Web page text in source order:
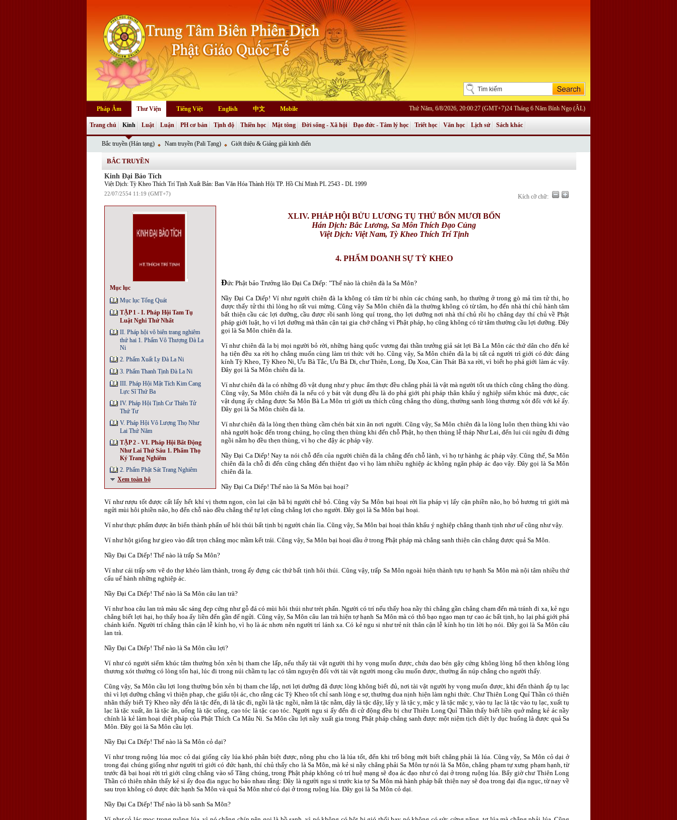
Pháp Âm Thư Viện Tiếng Việt English 中文 Mobile Thứ Năm, 6/8/2026, 20:00:27 (GMT+7)24 Tháng 6 Năm Bính Ngọ (ÂL)
Trang chủ Kinh
Bắc truyền (Hán tạng) Nam truyền (Pali Tạng) Giới thiệu & Giảng giải kinh điển
Luật Luận PH cơ bản Tịnh độ Thiền học Mật tông Đời sống - Xã hội Đạo đức - Tâm lý học Triết học Văn học Lịch sử Sách khác
BẮC TRUYỀN
Kinh Đại Bảo Tích
Việt Dịch: Tỳ Kheo Thích Trí Tịnh Xuất Bản: Ban Văn Hóa Thành Hội TP. Hồ Chí Minh PL 2543 - DL 1999
22/07/2554 11:19 (GMT+7) Kích cỡ chữ:
Mục lục
Mục lục Tổng Quát
TẬP 1 - I. Pháp Hội Tam Tụ
Luật Nghi Thứ Nhất
II. Pháp hội vô biên trang nghiêm
thứ hai 1. Phẩm Vô Thượng Đà La
Ni
2. Phẩm Xuất Ly Đà La Ni
3. Phẩm Thanh Tịnh Đà La Ni
III. Pháp Hội Mật Tích Kim Cang
Lực Sĩ Thứ Ba
IV. Pháp Hội Tịnh Cư Thiên Tử
Thứ Tư
V. Pháp Hội Vô Lượng Thọ Như
Lai Thứ Năm
TẬP 2 - VI. Pháp Hội Bất Động
Như Lai Thứ Sáu 1. Phẩm Thọ
Ký Trang Nghiêm
2. Phẩm Phật Sát Trang Nghiêm
Xem toàn bộ
XLIV. PHÁP HỘI BỬU LƯƠNG TỤ THỨ BỐN MƯƠI BỐN
Hán Dịch: Bắc Lương,Sa Môn Thích Đạo Củng
Việt Dịch: Việt Nam, Tỳ Kheo Thích Trí Tịnh
4. PHẨM DOANH SỰ TỲ KHEO
Ðức Phật bảo Trưởng lão Ðại Ca Diếp: "Thế nào là chiên đà la Sa Môn?
Nầy Ðại Ca Diếp! Ví như người chiên đà la không có tâm từ bi nhìn các chúng sanh, họ thường ở trong gò mả tìm tử thi, họ
được thấy tử thi thì lòng họ rất vui mừng. Cũng vậy Sa Môn chiên đà la thường không có từ tâm, họ đến nhà thí chủ hành tâm
bất thiện cầu các lợi dưỡng, cầu được rồi sanh lòng quí trọng, thọ lợi dưỡng nơi nhà thí chủ rồi họ chẳng dạy thí chủ về Phật
pháp giới luật, họ vì lợi dưỡng mà thân cận tại gia chớ chẳng vì Phật pháp, họ cũng không có từ tâm thường cầu lợi dưỡng. Ðây
gọi là Sa Môn chiên đà la.
Ví như chiên đà la bị mọi người bỏ rời, những hàng quốc vương đại thần trưởng giả sát lợi Bà La Môn các thứ dân cho đến kẻ
hạ tiện đều xa rời họ chẳng muốn cùng làm tri thức với họ. Cũng vậy, Sa Môn chiên đà la bị tất cả người trì giới có đức đáng
kính Tỳ Kheo, Tỳ Kheo Ni, Ưu Bà Tắc, Ưu Bà Di, chư Thiên, Long, Dạ Xoa, Càn Thát Bà xa rời, vì biết họ phá giới làm ác vậy.
Ðây gọi là Sa Môn chiên đà la.
Ví như chiên đà la có những đồ vật dụng như y phục ẩm thực đều chẳng phải là vật mà người tốt ưa thích cũng chẳng thọ dùng.
Cũng vậy, Sa Môn chiên đà la nếu có y bát vật dụng đều là do phá giới phi pháp thân khẩu ý nghiệp siểm khúc mà được, các
vật dụng ấy chẳng được Sa Môn Bà La Môn trì giới ưa thích cũng chẳng thọ dùng, thường sanh lòng thương xót đối với kẻ ấy.
Ðây gọi là Sa Môn chiên đà la.
Ví như chiên đà la lòng thẹn thùng cầm chén bát xin ăn nơi người. Cũng vậy, Sa Môn chiên đà la lòng luôn thẹn thùng khi vào
nhà người hoặc đến trong chúng, họ cũng thẹn thùng khi đến chỗ Phật, họ thẹn thùng lễ tháp Như Lai, đến lui cúi ngửu đi đứng
ngồi nằm họ đều thẹn thùng, vì họ che đậy ác pháp vậy.
Nầy Ðại Ca Diếp! Nay ta nói chỗ đến của người chiên đà la chẳng đến chỗ lành, vì họ tự hànhg ác pháp vậy. Cũng thế, Sa Môn
chiên đà la chỗ đi đến cũng chẳng đến thiệnt đạo vì họ làm nhiều nghiệp ác không ngăn pháp ác đạo vậy. Ðây gọi là Sa Môn
chiên đà la.
Nầy Ðại Ca Diếp! Thế nào là Sa Môn bại hoại?
Ví như rượu tốt được cất lấy hết khí vị thơm ngon, còn lại cặn bã bị người chê bỏ. Cũng vậy Sa Môn bại hoại rời lìa pháp vị lấy cặn phiền não, họ bỏ hương trì giới mà
ngửi mùi hôi phiền não, họ đến chỗ nào đều chẳng thể tự lợi cũng chẳng lợi cho người. Ðây gọi là Sa Môn bại hoại.
Ví như thực phẩm được ăn biến thành phẩn uế hôi thúi bất tịnh bị người chán lìa. Cũng vậy, Sa Môn bại hoại thân khẩu ý nghiệp chẳng thanh tịnh nhơ uế cũng như vậy.
Ví như hột giống hư gieo vào đất trọn chẳng mọc mầm kết trái. Cũng vậy, Sa Môn bại hoại dầu ở trong Phật pháp mà chẳng sanh thiện căn chẳng được quả Sa Môn.
Nầy Ðại Ca Diếp! Thế nào là trấp Sa Môn?
Ví như cái trấp sơn vẽ do thợ khéo làm thành, trong ấy đựng các thứ bất tịnh hôi thúi. Cũng vậy, trấp Sa Môn ngoài hiện thành tựu tợ hạnh Sa Môn mà nội tâm nhiều thứ
cấu uế hành những nghiệp ác.
Nầy Ðại Ca Diếp! Thế nào là Sa Môn câu lan trà?
Ví như hoa câu lan trà màu sắc sáng đẹp cứng như gỗ đá có mùi hôi thúi như trét phẩn. Người có trí nếu thấy hoa nầy thì chẳng gần chẳng chạm đến mà tránh đi xa, kẻ ngu
chẳng biết lợi hại, họ thấy hoa ấy liền đến gần để ngửi. Cũng vậy, Sa Môn câu lan trà hiện tợ hạnh Sa Môn mà có thô bạo ngạo mạn tự cao ác bất tịnh, họ lại phá giới phá
chánh kiến. Người trí chẳng thân cận lễ kính họ, vì họ là ác nhơn nên người trí lánh xa. Có kẻ ngu si như trẻ nít thân cận lễ kính họ tin lời họ nói. Ðây gọi là Sa Môn câu
lan trà.
Nầy Ðại Ca Diếp! Thế nào là Sa Môn cầu lợi?
Ví như có người siểm khúc tâm thường bỏn xẻn bị tham che lấp, nếu thấy tài vật người thì hy vọng muốn được, chứa dao bén gậy cứng không lòng hổ thẹn không lòng
thương xót thường có lòng tổn hại, lúc đi trong núi chầm tụ lạc có tâm nguyện đối với tài vật người mong cầu muốn được, thường ẩn núp chẳng cho người thấy.
Cũng vậy, Sa Môn cầu lợi long thường bỏn xẻn bị tham che lấp, nơi lợi dưỡng đã được lòng không biết đủ, nơi tài vật người hy vọng muốn được, khi đến thành ấp tụ lạc
thì vì lợi dưỡng chẳng vì thiện phap, che giấu tội ác, cho rằng các Tỳ Kheo tốt chỉ sanh lòng e sợ, thường dua nịnh hiện làm nghi thức. Chư Thiên Long Quỉ Thần có thiên
nhãn thấy biết Tỳ Kheo nầy đến là tặc đến, đi là tặc đi, ngồi là tặc ngồi, nằm là tặc nằm, dậy là tặc dậy, lấy y là tặc y, mặc y là tặc mặc y, vào tụ lạc là tặc vào tụ lạc, xuất tụ
lạc là tặc xuất, ăn là tặc ăn, uống là tặc uống, cạo tóc là tặc cạo tóc. Người ngu si ấy đến đi cử động đều bị chư Thiên Long Quỉ Thần thấy biết liền quở mắng kẻ ác nầy
chính là kẻ làm hoại diệt pháp của Phật Thích Ca Mâu Ni. Sa Môn cầu lợi nầy xuất gia trong Phật pháp chẳng sanh được một niệm tịch diệt ly dục huống là được quả Sa
Môn. Ðây gọi là Sa Môn cầu lợi.
Nầy Ðại Ca Diếp! Thế nào là Sa Môn cỏ dại?
Ví như trong ruộng lúa mọc cỏ dại giống cây lúa khó phân biệt được, nông phu cho là lúa tốt, đến khi trổ bông mới biết chẳng phải là lúa. Cũng vậy, Sa Môn cỏ dại ở
trong đại chúng giống như người trì giới có đức hạnh, thí chủ thấy cho là Sa Môn, mà kẻ si nầy chẳng phải Sa Môn tự nói là Sa Môn, chẳng phạm tự xưng phạm hạnh, từ
trước đã bại hoại rời trì giới cũng chẳng vào số Tăng chúng, trong Phật pháp không có trí huệ mạng sẽ đọa ác đạo như cỏ dại ở trong ruộng lúa. Bấy giờ chư Thiên Long
Thần có thiên nhãn thấy kẻ si ấy đọa địa ngục họ bảo nhau rằng: Ðây là người ngu si trước kia tợ Sa Môn mà hành pháp bất thiện nay sẽ đọa trong đại địa ngục, từ nay về
sau trọn không có được đức hạnh Sa Môn và quả Sa Môn như cỏ dại ở trong ruộng lúa. Ðây gọi là Sa Môn cỏ dại.
Nầy Ðại Ca Diếp! Thế nào là bồ sanh Sa Môn?